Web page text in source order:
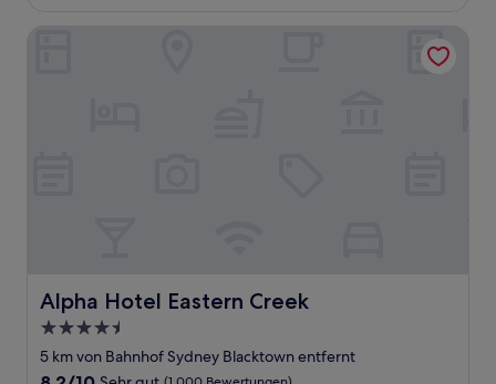
Alpha Hotel Eastern Creek
Alpha Hotel Eastern Creek
4.5-
Sterne-
Unterkunft
5 km von Bahnhof Sydney Blacktown entfernt
8.2